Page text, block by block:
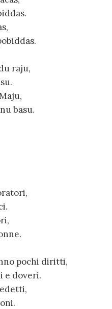
raju,
basu.
pochi diritti,
e doveri.